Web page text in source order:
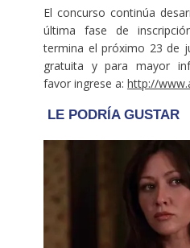
El concurso continúa
última fase de
termina el próximo 23 de
gratuita y para mayor
favor ingrese a: http://